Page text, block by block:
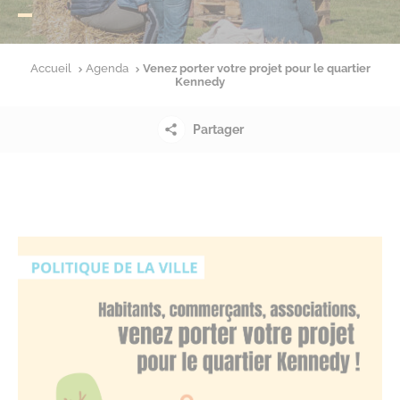
Accueil Agenda
Venez porter votre projet pour le quartier
Kennedy
Partager